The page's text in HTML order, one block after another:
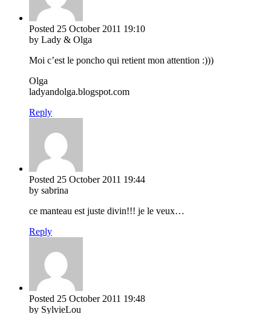
Posted 25 October 2011 19:10
by Lady & Olga
Moi c’est le poncho qui retient mon attention :)))
Olga
ladyandolga.blogspot.com
Reply
Posted 25 October 2011 19:44
by sabrina
ce manteau est juste divin!!! je le veux…
Reply
Posted 25 October 2011 19:48
by SylvieLou